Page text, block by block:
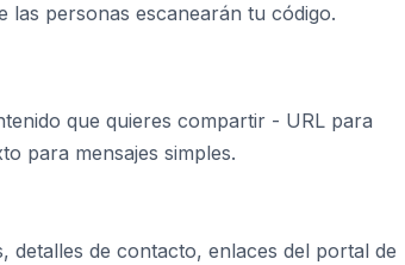
personas escanearán tu código.
que quieres compartir - URL para
para mensajes simples.
detalles de contacto, enlaces del portal de